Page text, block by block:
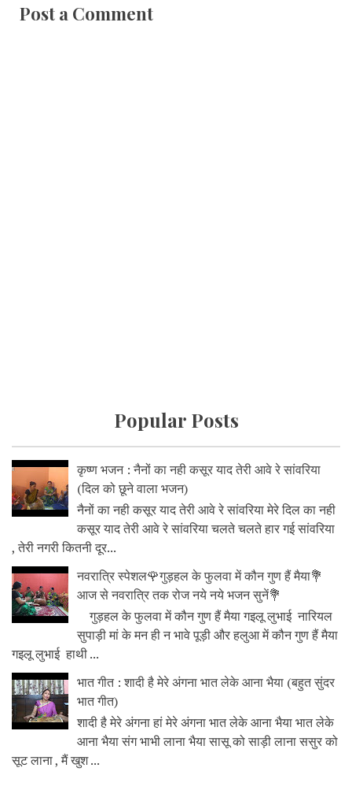
Post a Comment
Popular Posts
कृष्ण भजन : नैनों का नही कसूर याद तेरी आवे रे सांवरिया
(दिल को छूने वाला भजन)
नैनों का नही कसूर याद तेरी आवे रे सांवरिया मेरे दिल का नही
कसूर याद तेरी आवे रे सांवरिया चलते चलते हार गई सांवरिया
, तेरी नगरी कितनी दूर...
नवरात्रि स्पेशल🌹गुड़हल के फुलवा में कौन गुण हैं मैया💐
आज से नवरात्रि तक रोज नये नये भजन सुनें💐
गुड़हल के फुलवा में कौन गुण हैं मैया गइलू लुभाई नारियल
सुपाड़ी मां के मन ही न भावे पूड़ी और हलुआ में कौन गुण हैं मैया
गइलू लुभाई हाथी ...
भात गीत : शादी है मेरे अंगना भात लेके आना भैया (बहुत सुंदर
भात गीत)
शादी है मेरे अंगना हां मेरे अंगना भात लेके आना भैया भात लेके
आना भैया संग भाभी लाना भैया सासू को साड़ी लाना ससुर को
सूट लाना , मैं खुश ...